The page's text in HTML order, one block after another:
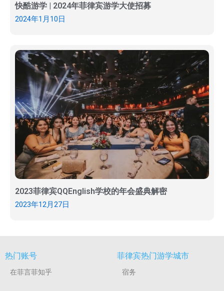
快酷游学 | 2024年菲律宾游学大使招募
2024年1月10日
2023菲律宾QQEnglish学校的年会盛典解密
2023年12月27日
热门账号
在菲言菲知乎
菲律宾热门游学城市
宿务